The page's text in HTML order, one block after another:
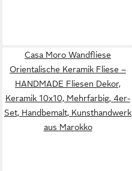
Casa Moro Wandfliese
Orientalische Keramik Fliese –
HANDMADE Fliesen Dekor,
Keramik 10x10, Mehrfarbig, 4er-
Set, Handbemalt, Kunsthandwerk
aus Marokko